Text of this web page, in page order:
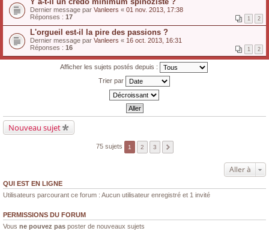
Dernier message par Vanleers « 01 nov. 2013, 17:38
Réponses : 17 1 2
L'orgueil est-il la pire des passions ?
Dernier message par Vanleers « 16 oct. 2013, 16:31
Réponses : 16 1 2
Afficher les sujets postés depuis :
Trier par
Nouveau sujet
75 sujets 1 2 3
Aller à
QUI EST EN LIGNE
Utilisateurs parcourant ce forum : Aucun utilisateur enregistré et 1 invité
PERMISSIONS DU FORUM
Vous ne pouvez pas poster de nouveaux sujets